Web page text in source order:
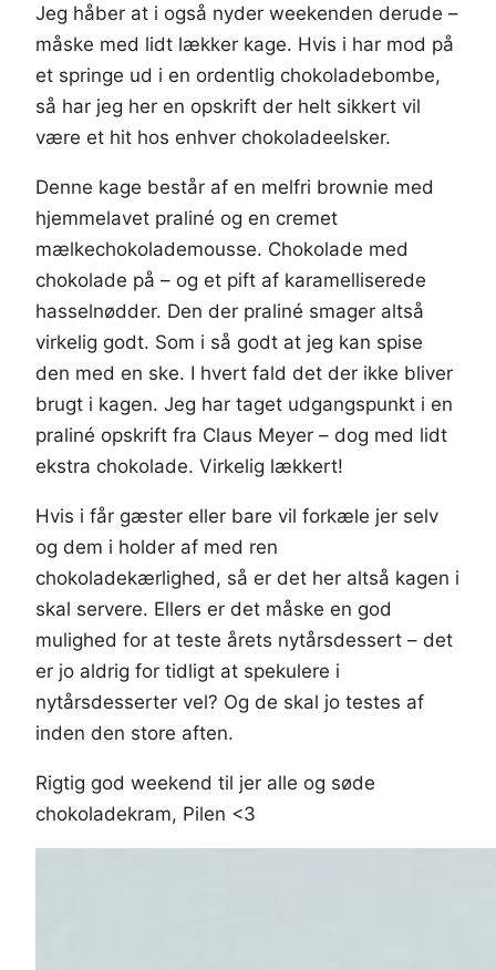
Jeg håber at i også nyder weekenden derude –
måske med lidt lækker kage. Hvis i har mod på
et springe ud i en ordentlig chokoladebombe,
så har jeg her en opskrift der helt sikkert vil
være et hit hos enhver chokoladeelsker.
Denne kage består af en melfri brownie med
hjemmelavet praliné og en cremet
mælkechokolademousse. Chokolade med
chokolade på – og et pift af karamelliserede
hasselnødder. Den der praliné smager altså
virkelig godt. Som i så godt at jeg kan spise
den med en ske. I hvert fald det der ikke bliver
brugt i kagen. Jeg har taget udgangspunkt i en
praliné opskrift fra Claus Meyer – dog med lidt
ekstra chokolade. Virkelig lækkert!
Hvis i får gæster eller bare vil forkæle jer selv
og dem i holder af med ren
chokoladekærlighed, så er det her altså kagen i
skal servere. Ellers er det måske en god
mulighed for at teste årets nytårsdessert – det
er jo aldrig for tidligt at spekulere i
nytårsdesserter vel? Og de skal jo testes af
inden den store aften.
Rigtig god weekend til jer alle og søde
chokoladekram, Pilen <3